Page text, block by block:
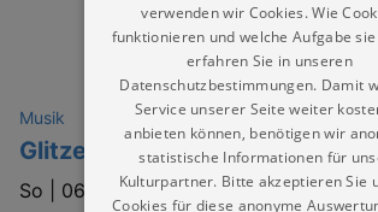
Musik
Glitzerkids
So | 06.12.2026 | 15:00
verwenden wir Cookies. Wie
funktionieren und welche Aufgabe sie
erfahren Sie in unseren
Datenschutzbestimmungen. Damit
Service unserer Seite weiter
anbieten können, benötigen wir
statistische Informationen für
Kulturpartner. Bitte akzeptieren Sie
Cookies für diese anonyme